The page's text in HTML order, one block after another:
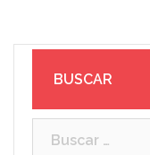
BUSCAR